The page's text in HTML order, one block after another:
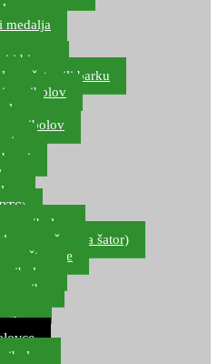
medalja
i bivvy
za šator ili barku
za ribolov
za ribolov
za ribolov
ručne, za šator)
štapove
ribolov
ribe